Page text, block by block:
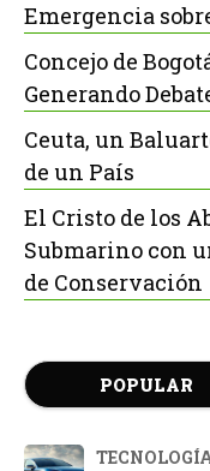
Emergencia
Concejo de
Generando
Ceuta, un
de un País
El Cristo de los
Submarino con
de Conservación
POPULAR